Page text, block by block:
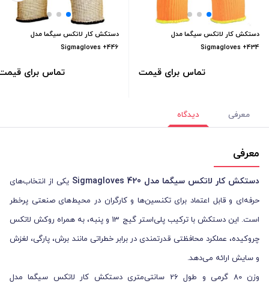
دستکش کار لاتکس سیگما مدل
Sigmagloves +434
تماس برای قیمت
دستکش کار لاتکس سیگما مدل
Sigmagloves +446
تماس برای
معرفی دیدگاه
معرفی
دستکش کار لاتکس سیگما مدل Sigmagloves 420
یکی از انتخاب‌های
حرفه‌ای و قابل اعتماد برای تکنسین‌ها و کارگران در محیط‌های صنعتی پرخطر
است. این دستکش با ترکیب پلی‌استر گیج 13 و پنبه، به همراه روکش لاتکس
چروکیده، عملکرد محافظتی قدرتمندی در برابر خطراتی مانند برش، پارگی، لغزش
و سایش ارائه می‌دهد.
وزن 80 گرمی و طول 26 سانتی‌متری دستکش کار لاتکس سیگما مدل